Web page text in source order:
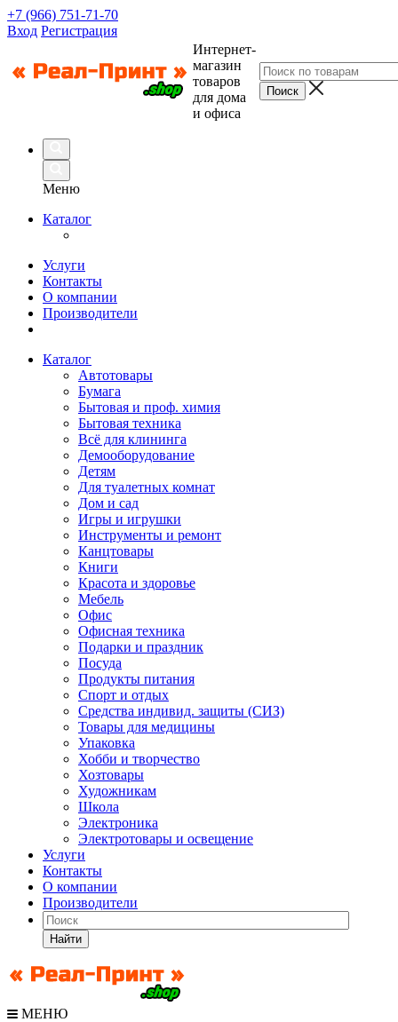
+7 (966) 751-71-70
Вход Регистрация
Интернет-
магазин
товаров
для дома
и офиса
Меню
Каталог
Услуги
Контакты
О компании
Производители
Каталог
Автотовары
Бумага
Бытовая и проф. химия
Бытовая техника
Всё для клининга
Демооборудование
Детям
Для туалетных комнат
Дом и сад
Игры и игрушки
Инструменты и ремонт
Канцтовары
Книги
Красота и здоровье
Мебель
Офис
Офисная техника
Подарки и праздник
Посуда
Продукты питания
Спорт и отдых
Средства индивид. защиты (СИЗ)
Товары для медицины
Упаковка
Хобби и творчество
Хозтовары
Художникам
Школа
Электроника
Электротовары и освещение
Услуги
Контакты
О компании
Производители
Найти
МЕНЮ